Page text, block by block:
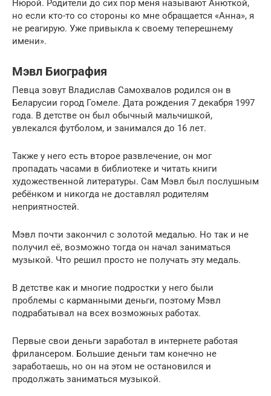
Нюрой. Родители до сих пор меня называют Анюткой,
но если кто-то со стороны ко мне обращается «Анна», я
не реагирую. Уже привыкла к своему теперешнему
имени».
Мэвл Биография
Певца зовут Владислав Самохвалов родился он в
Беларусии город Гомеле. Дата рождения 7 декабря 1997
года. В детстве он был обычный мальчишкой,
увлекался футболом, и занимался до 16 лет.
Также у него есть второе развлечение, он мог
пропадать часами в библиотеке и читать книги
художественной литературы. Сам Мэвл был послушным
ребёнком и никогда не доставлял родителям
неприятностей.
Мэвл почти закончил с золотой медалью. Но так и не
получил её, возможно тогда он начал заниматься
музыкой. Что решил просто не получать эту медаль.
В детстве как и многие подростки у него были
проблемы с карманными деньги, поэтому Мэвл
подрабатывал на всех возможных работах.
Первые свои деньги заработал в интернете работая
фрилансером. Большие деньги там конечно не
заработаешь, но он на этом не остановился и
продолжать заниматься музыкой.